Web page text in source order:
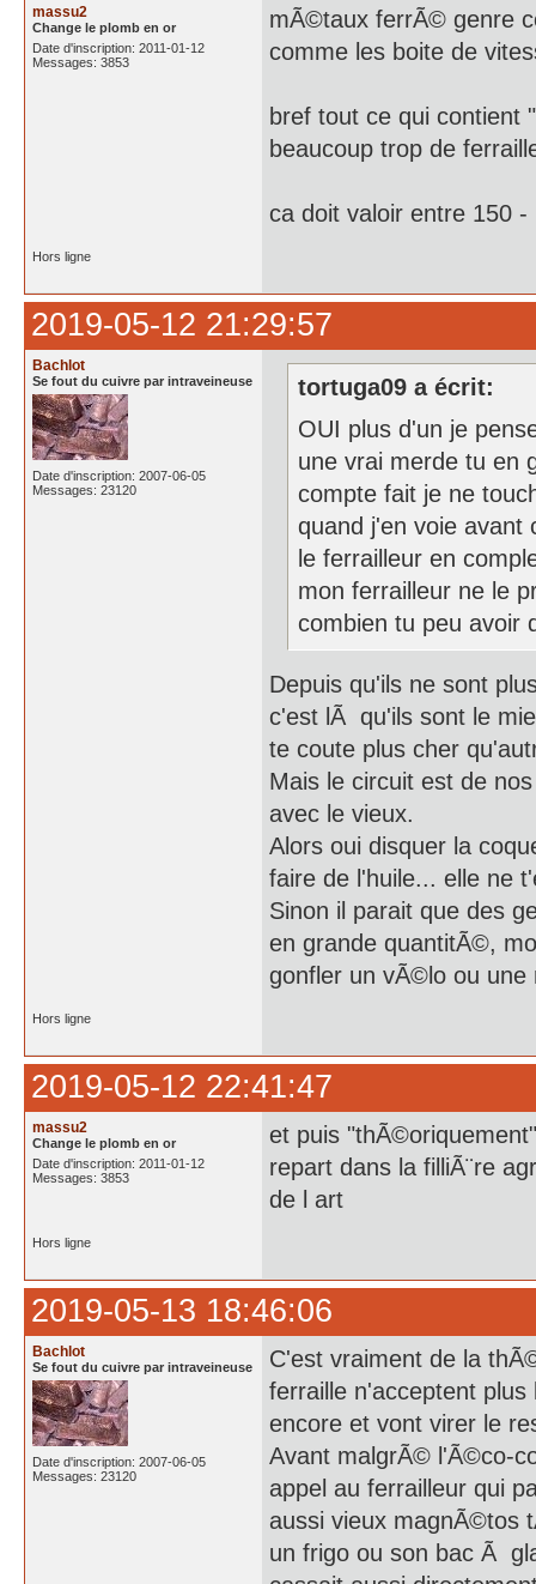
massu2
Change le plomb en or
Date d'inscription: 2011-01-12
Messages: 3853
mÃ©taux ferrÃ© genre
comme les boite de
bref tout ce qui contient
beaucoup trop de
ca doit valoir entre 150
Hors ligne
2019-05-12 21:29:57
Bachlot
Se fout du cuivre par intraveineuse
Date d'inscription: 2007-06-05
Messages: 23120
tortuga09 a écrit:
OUI plus d'un je
une vrai merde tu en
compte fait je ne
quand j'en voie avant
le ferrailleur en
mon ferrailleur ne le
combien tu peu avoir
Depuis qu'ils ne sont
c'est lÃ qu'ils sont le
te coute plus cher
Mais le circuit est de
avec le vieux.
Alors oui disquer la
faire de l'huile... elle ne
Sinon il parait que des
en grande quantitÃ©,
gonfler un vÃ©lo ou une
Hors ligne
2019-05-12 22:41:47
massu2
Change le plomb en or
Date d'inscription: 2011-01-12
Messages: 3853
et puis
repart dans la filliÃ¨re
de l art
Hors ligne
2019-05-13 18:46:06
Bachlot
Se fout du cuivre par intraveineuse
Date d'inscription: 2007-06-05
Messages: 23120
C'est vraiment de la
ferraille n'acceptent
encore et vont virer le
Avant malgrÃ© l'Ã©co-
appel au ferrailleur qui
aussi vieux magnÃ©tos
un frigo ou son bac Ã